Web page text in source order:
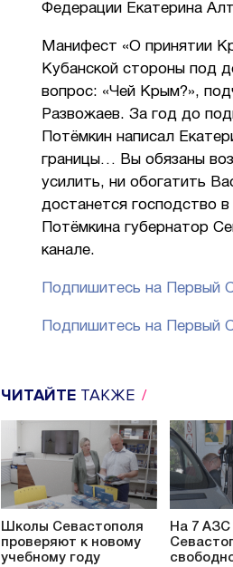
Федерации Екатерина
Манифест «О принятии
Кубанской стороны под
вопрос: «Чей Крым?»,
Развожаев. За год до
Потёмкин написал
границы… Вы обязаны
усилить, ни обогатить
достанется господство
Потёмкина губернатор
канале.
Подпишитесь на Первый
Подпишитесь на Первый
ЧИТАЙТЕ ТАКЖЕ
Школы Севастополя
проверяют к новому
учебному году
На 7 АЗС